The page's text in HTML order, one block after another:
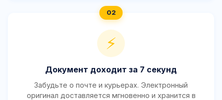
⚡
Документ доходит за 7 секунд
Забудьте о почте и курьерах. Электронный
оригинал доставляется мгновенно и хранится в